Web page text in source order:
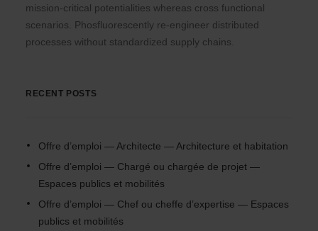
mission-critical potentialities whereas cross functional
scenarios. Phosfluorescently re-engineer distributed
processes without standardized supply chains.
RECENT POSTS
Offre d’emploi — Architecte — Architecture et habitation
Offre d’emploi — Chargé ou chargée de projet —
Espaces publics et mobilités
Offre d’emploi — Chef ou cheffe d’expertise — Espaces
publics et mobilités